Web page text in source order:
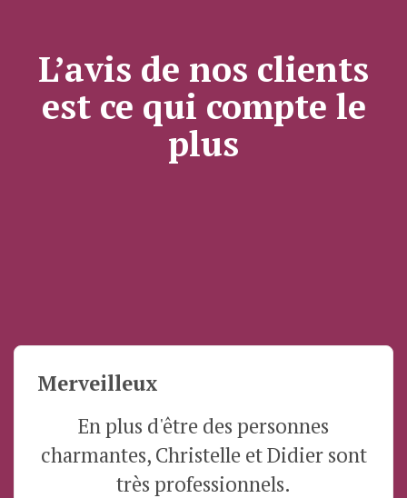
L’avis de nos clients
est ce qui compte le
plus
Merveilleux
En plus d'être des personnes
charmantes, Christelle et Didier sont
très professionnels.